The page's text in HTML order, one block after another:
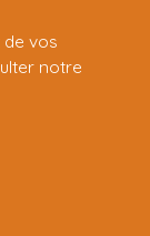
vos
notre